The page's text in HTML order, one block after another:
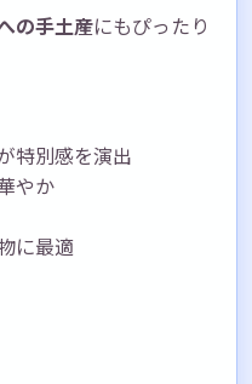
の手土産にもぴったり
特別感を演出
やか
に最適